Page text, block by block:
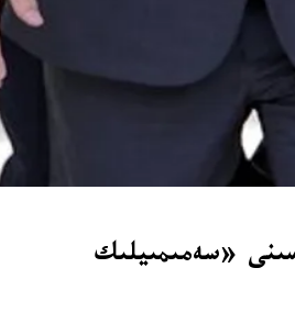
«سەمىمىيلىك